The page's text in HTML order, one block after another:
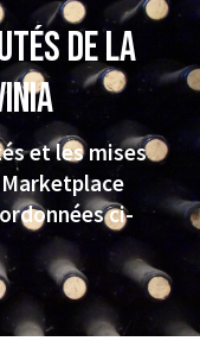
de la
et les mises
ci-